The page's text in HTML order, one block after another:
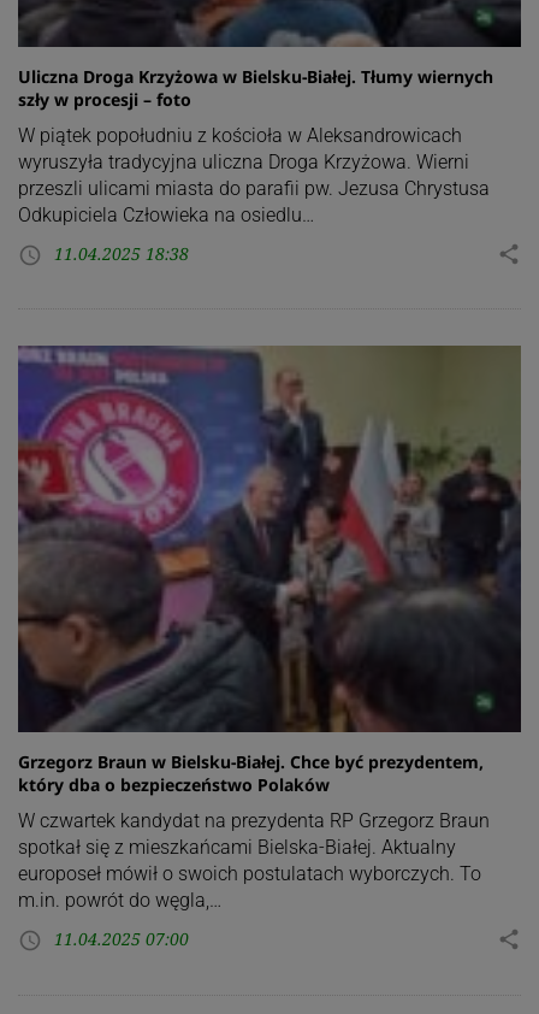
Uliczna Droga Krzyżowa w Bielsku-Białej. Tłumy wiernych
szły w procesji – foto
W piątek popołudniu z kościoła w Aleksandrowicach
wyruszyła tradycyjna uliczna Droga Krzyżowa. Wierni
przeszli ulicami miasta do parafii pw. Jezusa Chrystusa
Odkupiciela Człowieka na osiedlu…
access_time 11.04.2025 18:38 share
Grzegorz Braun w Bielsku-Białej. Chce być prezydentem,
który dba o bezpieczeństwo Polaków
W czwartek kandydat na prezydenta RP Grzegorz Braun
spotkał się z mieszkańcami Bielska-Białej. Aktualny
europoseł mówił o swoich postulatach wyborczych. To
m.in. powrót do węgla,…
access_time 11.04.2025 07:00 share